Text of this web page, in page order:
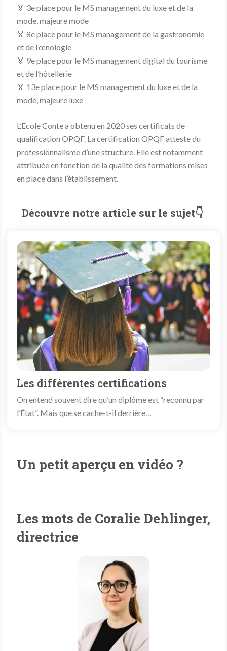
🏅 3eplace pour le MS management du luxe et de la
mode, majeure mode
🏅 8eplace pour le MS management de la gastronomie
et de l’œnologie
🏅 9eplace pour le MS management digital du tourisme
et de l’hôtellerie
🏅 13eplace pour le MS management du luxe et de la
mode, majeure luxe
L’Ecole Conte a obtenu en 2020 ses certificats de
qualification OPQF. La certification OPQF atteste du
professionnalisme d’une structure. Elle est notamment
attribuée en fonction de la qualité des formations mises
en place dans l’établissement.
Découvre notre article sur le sujet👇
Les différentes certifications
On entend souvent dire qu’un diplôme est “reconnu par
l’État”. Mais que se cache-t-il derrière…
Un petit aperçu en vidéo ?
Les mots de Coralie Dehlinger,
directrice